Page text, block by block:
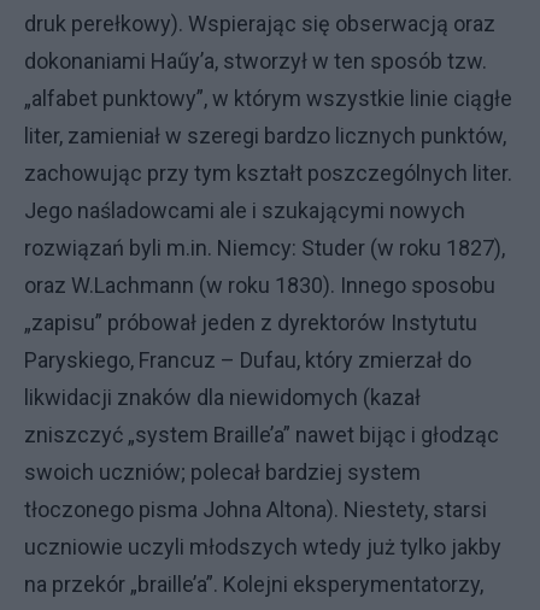
druk perełkowy). Wspierając się obserwacją oraz
dokonaniami Haűy’a, stworzył w ten sposób tzw.
„alfabet punktowy”, w którym wszystkie linie ciągłe
liter, zamieniał w szeregi bardzo licznych punktów,
zachowując przy tym kształt poszczególnych liter.
Jego naśladowcami ale i szukającymi nowych
rozwiązań byli m.in. Niemcy: Studer (w roku 1827),
oraz W.Lachmann (w roku 1830). Innego sposobu
„zapisu” próbował jeden z dyrektorów Instytutu
Paryskiego, Francuz – Dufau, który zmierzał do
likwidacji znaków dla niewidomych (kazał
zniszczyć „system Braille’a” nawet bijąc i głodząc
swoich uczniów; polecał bardziej system
tłoczonego pisma Johna Altona). Niestety, starsi
uczniowie uczyli młodszych wtedy już tylko jakby
na przekór „braille’a”. Kolejni eksperymentatorzy,